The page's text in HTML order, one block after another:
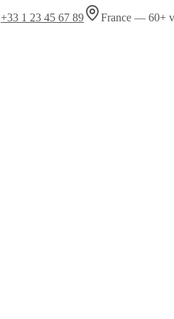
+33 1 23 45 67 89 France — 60+